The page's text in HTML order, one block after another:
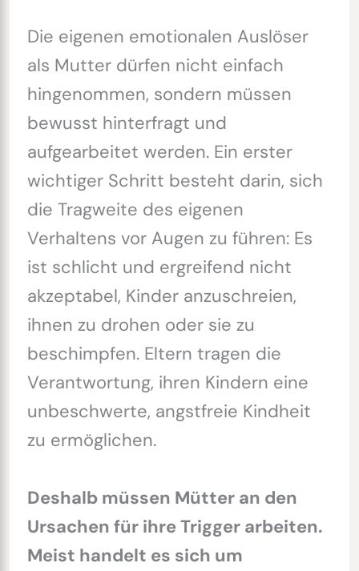
Die eigenen emotionalen Auslöser
als Mutter dürfen nicht einfach
hingenommen, sondern müssen
bewusst hinterfragt und
aufgearbeitet werden. Ein erster
wichtiger Schritt besteht darin, sich
die Tragweite des eigenen
Verhaltens vor Augen zu führen: Es
ist schlicht und ergreifend nicht
akzeptabel, Kinder anzuschreien,
ihnen zu drohen oder sie zu
beschimpfen. Eltern tragen die
Verantwortung, ihren Kindern eine
unbeschwerte, angstfreie Kindheit
zu ermöglichen.
Deshalb müssen Mütter an den
Ursachen für ihre Trigger arbeiten.
Meist handelt es sich um